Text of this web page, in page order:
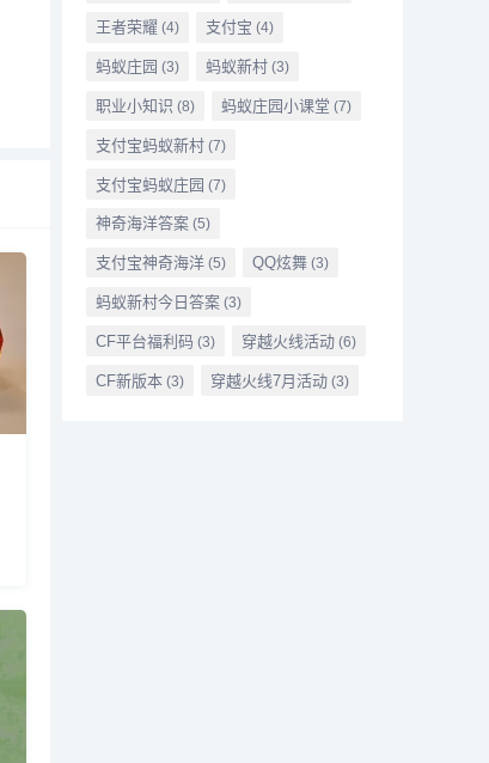
王者荣耀 (4) 支付宝 (4)
蚂蚁庄园 (3) 蚂蚁新村(3)
职业小知识 (8) 蚂蚁庄园小课堂 (7)
支付宝蚂蚁新村(7)
支付宝蚂蚁庄园 (7)
神奇海洋答案(5)
支付宝神奇海洋(5) QQ炫舞(3)
蚂蚁新村今日答案(3)
CF平台福利码 (3) 穿越火线活动(6)
CF新版本(3) 穿越火线7月活动(3)